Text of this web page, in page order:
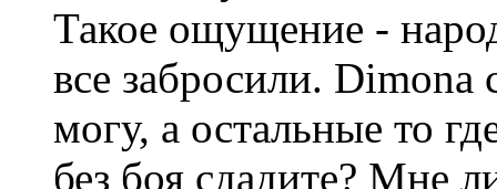
Такое ощущение -
все забросили.
могу, а остальные то
без боя сдадите? Мне